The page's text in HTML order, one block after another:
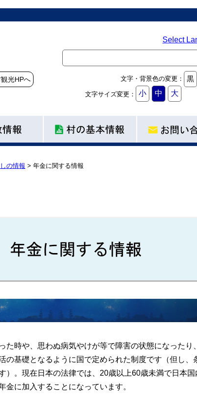
光HPへ
Select
黒
文字・背景色の変更：
大
中
小
文字サイズ変更：
の情報 > 年金に関する情報
た時や、思わぬ病気やけが等で障害の状態になったり
の基礎となるように国で定められた制度です（但し、
）。現在日本の法律では、20歳以上60歳未満で日本
金に加入することになっています。